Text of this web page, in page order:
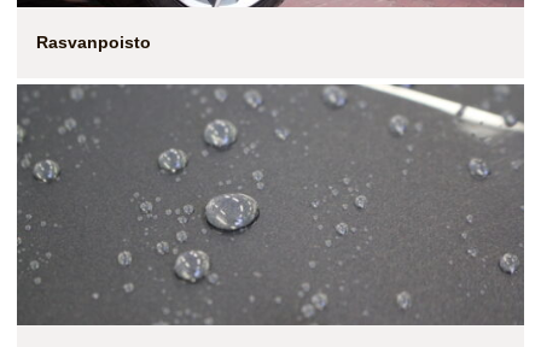
Rasvanpoisto